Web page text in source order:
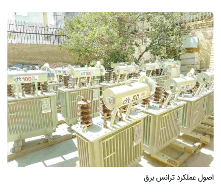
اصول عملکرد ترانس برق